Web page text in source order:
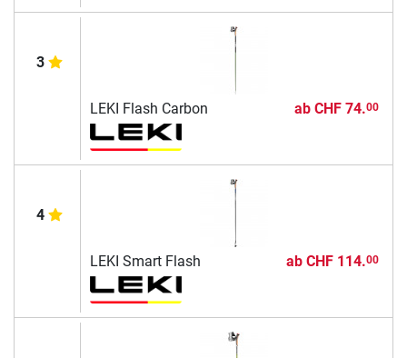
3
LEKI Flash Carbon ab CHF 74.00
4
LEKI Smart Flash ab CHF 114.00